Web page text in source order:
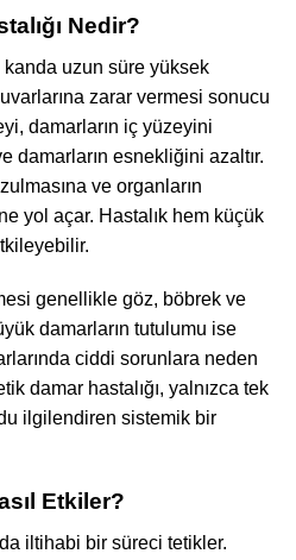
Nedir?
kanda uzun süre yüksek
zarar vermesi sonucu
damarların iç yüzeyini
damarların esnekliğini azaltır.
ve organların
yol açar. Hastalık hem küçük
genellikle göz, böbrek ve
damarların tutulumu ise
ciddi sorunlara neden
damar hastalığı, yalnızca tek
ilgilendiren sistemik bir
Etkiler?
iltihabi bir süreci tetikler.